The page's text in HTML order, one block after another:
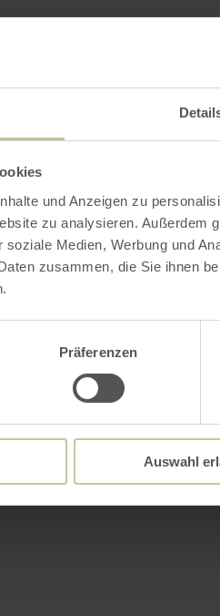
und Anzeigen zu
zu analysieren. Außerdem
Medien, Werbung und
zusammen, die Sie ihnen
Präferenzen
Auswahl